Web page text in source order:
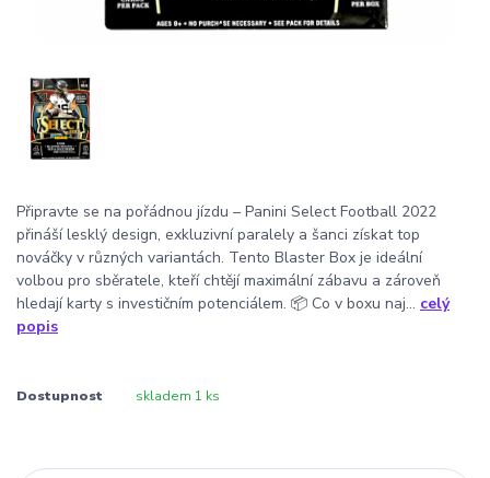
Připravte se na pořádnou jízdu – Panini Select Football 2022
přináší lesklý design, exkluzivní paralely a šanci získat top
nováčky v různých variantách. Tento Blaster Box je ideální
volbou pro sběratele, kteří chtějí maximální zábavu a zároveň
hledají karty s investičním potenciálem. 📦 Co v boxu naj... celý
popis
Dostupnost skladem 1 ks